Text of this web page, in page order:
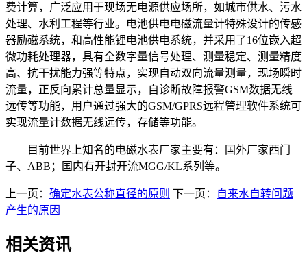
费计算，广泛应用于现场无电源供应场所，如城市供水、污水
处理、水利工程等行业。电池供电电磁流量计特殊设计的传感
器励磁系统，和高性能锂电池供电系统，并采用了16位嵌入超
微功耗处理器，具有全数字量信号处理、测量稳定、测量精度
高、抗干扰能力强等特点，实现自动双向流量测量，现场瞬时
流量，正反向累计总量显示，自诊断故障报警GSM数据无线
远传等功能，用户通过强大的GSM/GPRS远程管理软件系统可
实现流量计数据无线远传，存储等功能。
目前世界上知名的电磁水表厂家主要有：国外厂家西门
子、ABB；国内有开封开流MGG/KL系列等。
上一页： 确定水表公称直径的原则 下一页：
自来水自转问题
产生的原因
相关资讯